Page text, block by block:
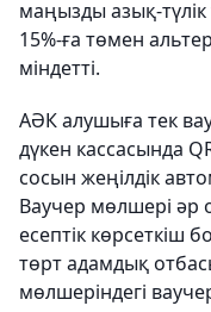
маңызды азық-
15%-ға төмен
міндетті.
АӘК алушыға тек
дүкен кассасында
сосын жеңілдік
Ваучер мөлшері әр
есептік көрсеткіш
төрт адамдық
мөлшеріндегі